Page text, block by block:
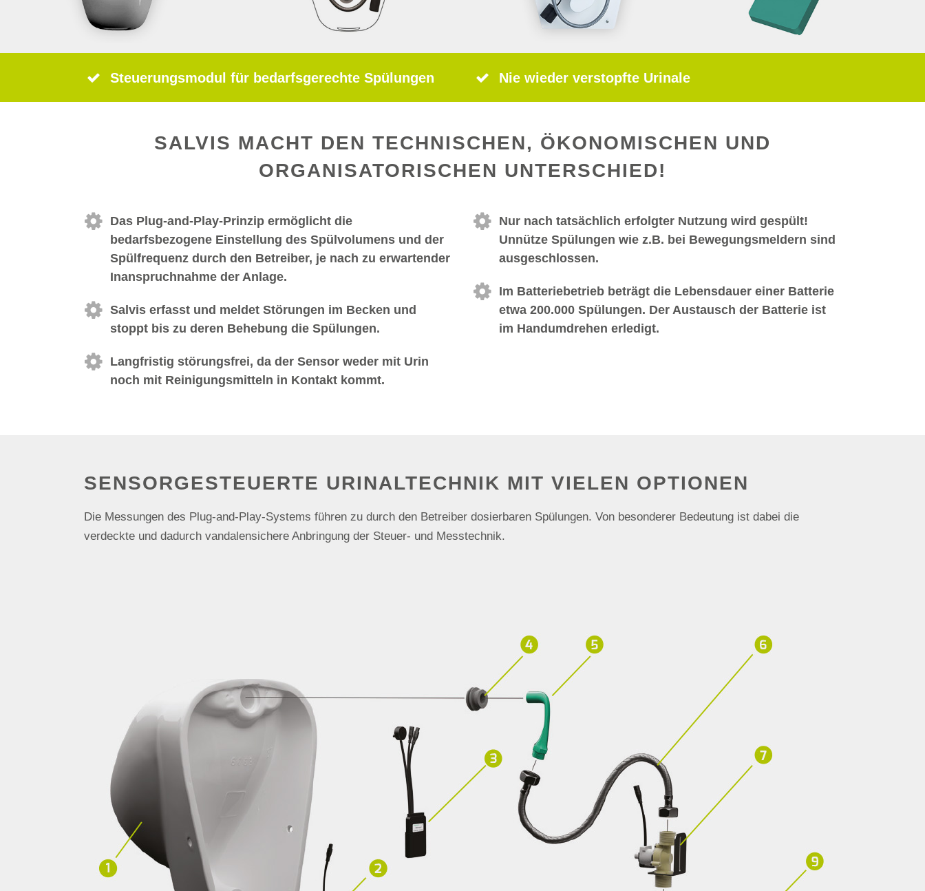
Steuerungsmodul für bedarfsgerechte Spülungen Nie wieder verstopfte Urinale
SALVIS MACHT DEN TECHNISCHEN, ÖKONOMISCHEN UND
ORGANISATORISCHEN UNTERSCHIED!
Das Plug-and-Play-Prinzip ermöglicht die
bedarfsbezogene Einstellung des Spülvolumens und der
Spülfrequenz durch den Betreiber, je nach zu erwartender
Inanspruchnahme der Anlage.
Salvis erfasst und meldet Störungen im Becken und
stoppt bis zu deren Behebung die Spülungen.
Langfristig störungsfrei, da der Sensor weder mit Urin
noch mit Reinigungsmitteln in Kontakt kommt.
Nur nach tatsächlich erfolgter Nutzung wird gespült!
Unnütze Spülungen wie z.B. bei Bewegungsmeldern sind
ausgeschlossen.
Im Batteriebetrieb beträgt die Lebensdauer einer Batterie
etwa 200.000 Spülungen. Der Austausch der Batterie ist
im Handumdrehen erledigt.
SENSORGESTEUERTE URINALTECHNIK MIT VIELEN OPTIONEN
Die Messungen des Plug-and-Play-Systems führen zu durch den Betreiber dosierbaren Spülungen. Von besonderer Bedeutung ist dabei die
verdeckte und dadurch vandalensichere Anbringung der Steuer- und Messtechnik.